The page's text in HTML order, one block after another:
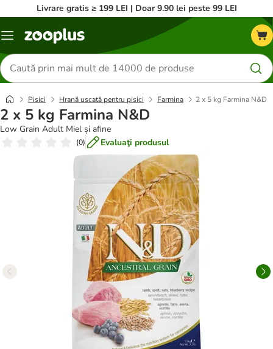
Livrare gratis ≥ 199 LEI | Doar 9.90 lei peste 99 LEI
Categorii
Căutare
produse
Pisici Hrană uscată pentru pisici Farmina 2 x 5 kg Farmina N&D
2 x 5 kg Farmina N&D
Low Grain Adult Miel și afine
(0) Evaluaţi produsul